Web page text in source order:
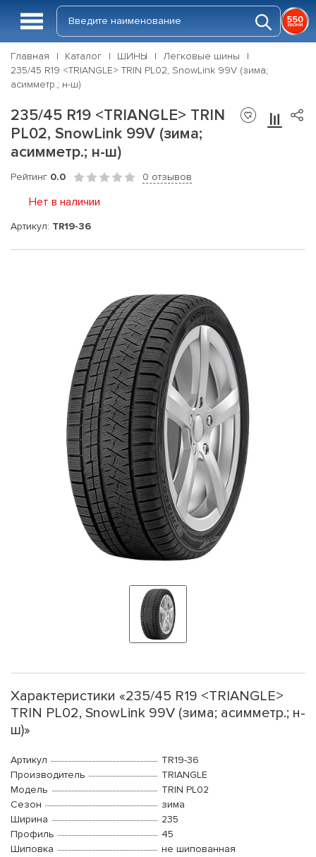
Главная Каталог ШИНЫ
Легковые шины
235/45 R19 <TRIANGLE> TRIN PL02, SnowLink 99V (зима;
асимметр.; н-ш)
235/45 R19 <TRIANGLE> TRIN
PL02, SnowLink 99V (зима;
асимметр.; н-ш)
Рейтинг 0.0 0 отзывов
Нет в наличии
Артикул: TR19-36
Характеристики «235/45 R19 <TRIANGLE>
TRIN PL02, SnowLink 99V (зима; асимметр.; н-
ш)»
Артикул
TR19-36
Производитель
TRIANGLE
Модель
TRIN PL02
Сезон
зима
Ширина
235
Профиль
45
Шиповка
не шипованная